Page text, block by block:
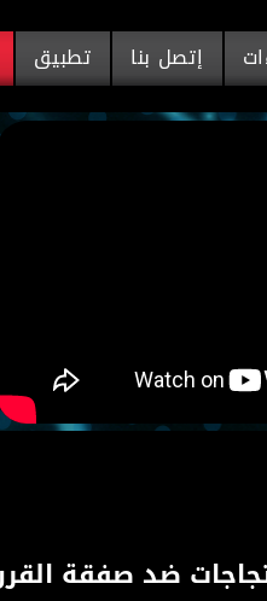
إتصل بنا تطبيق
القرن -أكتواليا -